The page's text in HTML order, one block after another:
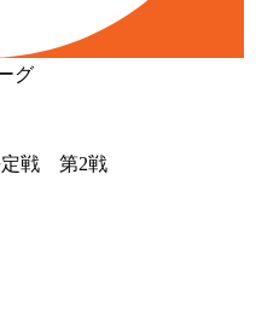
グ
定戦 第2戦